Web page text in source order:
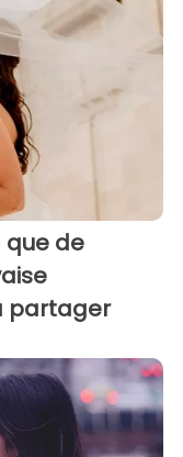
que de
partager